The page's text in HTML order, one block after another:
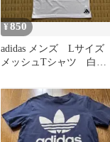
¥850
adidas メンズ Lサイズ
メッシュTシャツ 白